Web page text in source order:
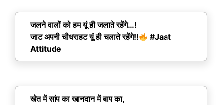
जलने वालों को हम यूं ही जलाते रहेंगे…!
जाट अपनी चौधराहट यूं ही चलाते रहेंगे!!
#Jaat
Attitude
खेत में सांप का खानदान में बाप का,